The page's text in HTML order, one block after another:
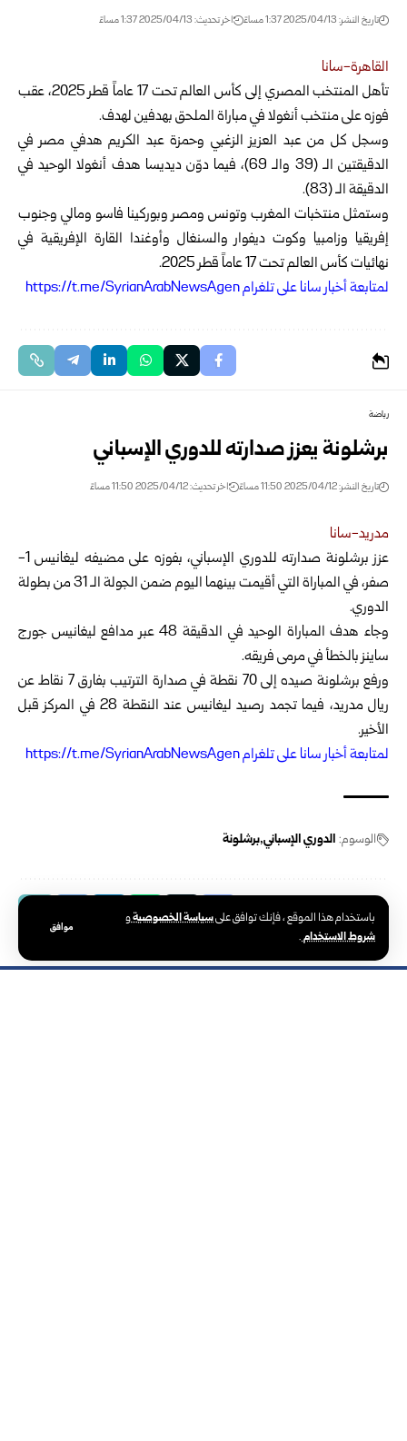
باستخدام هذا الموقع ، فإنك توافق علىسياسة الخصوصيةو
شروط الاستخدام.
موافق
تاريخ النشر: 2025/04/13 1:37 مساءً اخر تحديث: 2025/04/13 1:37 مساءً
القاهرة-سانا
تأهل المنتخب المصري إلى كأس العالم تحت 17 عاماً قطر 2025، عقب
فوزه على منتخب أنغولافي مباراة الملحق بهدفين لهدف.
وسجل كل من عبد العزيز الزغبي وحمزة عبد الكريم هدفي مصر في
الدقيقتين الـ (39 والـ 69)، فيما دوّن ديديسا هدف أنغولا الوحيد في
الدقيقة الـ (83).
وستمثل منتخبات المغرب وتونس ومصر وبوركينا فاسو ومالي وجنوب
إفريقيا وزامبيا وكوت ديفوار والسنغال وأوغندا القارة الإفريقية في
نهائيات كأس العالم تحت 17 عاماً قطر 2025.
لمتابعة أخبار سانا على تلغرام https://t.me/SyrianArabNewsAgen
رياضة
برشلونة يعزز صدارته للدوري الإسباني
تاريخ النشر: 2025/04/12 11:50 مساءً اخر تحديث: 2025/04/12 11:50 مساءً
مدريد-سانا
عزز برشلونة صدارته للدوري الإسباني، بفوزه على مضيفه ليغانيس 1-
صفر، في المباراة التي أقيمت بينهما اليوم ضمن الجولة الـ
31 من بطولة
الدوري.
وجاء هدف المباراة الوحيد في الدقيقة 48 عبر مدافع ليغانيس جورج
ساينز بالخطأ في مرمى فريقه.
ورفع برشلونة صيده إلى 70 نقطة في صدارة الترتيب بفارق 7 نقاط عن
ريال مدريد، فيما تجمد رصيد ليغانيس عند النقطة 28 في المركز قبل
الأخير.
لمتابعة أخبار سانا على تلغرام https://t.me/SyrianArabNewsAgen
الوسوم: الدوري الإسباني برشلونة